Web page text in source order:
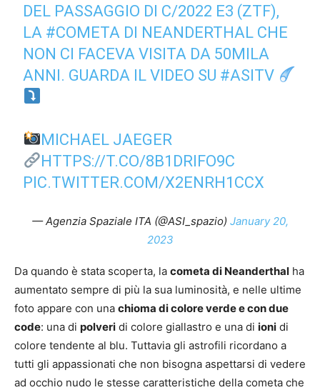
DEL PASSAGGIO DI C/2022 E3 (ZTF),
LA #COMETA DI NEANDERTHAL CHE
NON CI FACEVA VISITA DA 50MILA
ANNI. GUARDA IL VIDEO SU #ASITV
MICHAEL JAEGER
HTTPS://T.CO/8B1DRIFO9C
PIC.TWITTER.COM/X2ENRH1CCX
— Agenzia Spaziale ITA (@ASI_spazio) January 20,
2023
Da quando è stata scoperta, la cometa di Neanderthal ha
aumentato sempre di più la sua luminosità, e nelle ultime
foto appare con una chioma di colore verde e con due
code: una di polveri di colore giallastro e una di ioni di
colore tendente al blu. Tuttavia gli astrofili ricordano a
tutti gli appassionati che non bisogna aspettarsi di vedere
ad occhio nudo le stesse caratteristiche della cometa che